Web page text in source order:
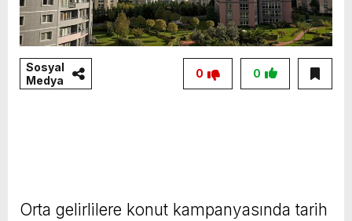
Sosyal
Medya
0
0
Orta gelirlilere konut kampanyasında tarih